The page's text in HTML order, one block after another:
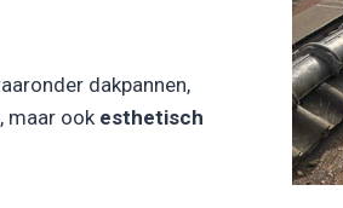
dakpannen,
maar ook esthetisch